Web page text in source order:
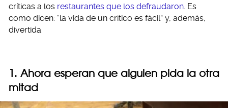
críticas a los restaurantes que los defraudaron. Es
como dicen: “la vida de un crítico es fácil” y, además,
divertida.
1. Ahora esperan que alguien pida la otra
mitad